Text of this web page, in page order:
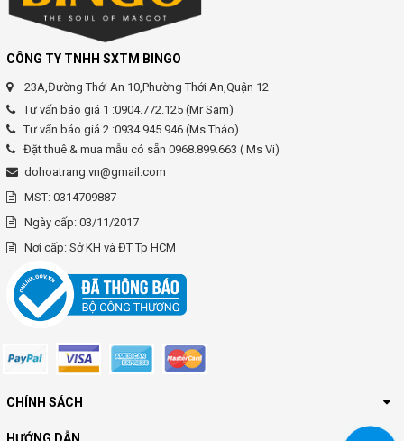
CÔNG TY TNHH SXTM BINGO
23A,Đường Thới An 10,Phường Thới An,Quận 12
Tư vấn báo giá 1 :0904.772.125 (Mr Sam)
Tư vấn báo giá 2 :0934.945.946 (Ms Thảo)
Đặt thuê & mua mẫu có sẵn 0968.899.663 ( Ms Vi)
dohoatrang.vn@gmail.com
MST: 0314709887
Ngày cấp: 03/11/2017
Nơi cấp: Sở KH và ĐT Tp HCM
CHÍNH SÁCH
HƯỚNG DẪN